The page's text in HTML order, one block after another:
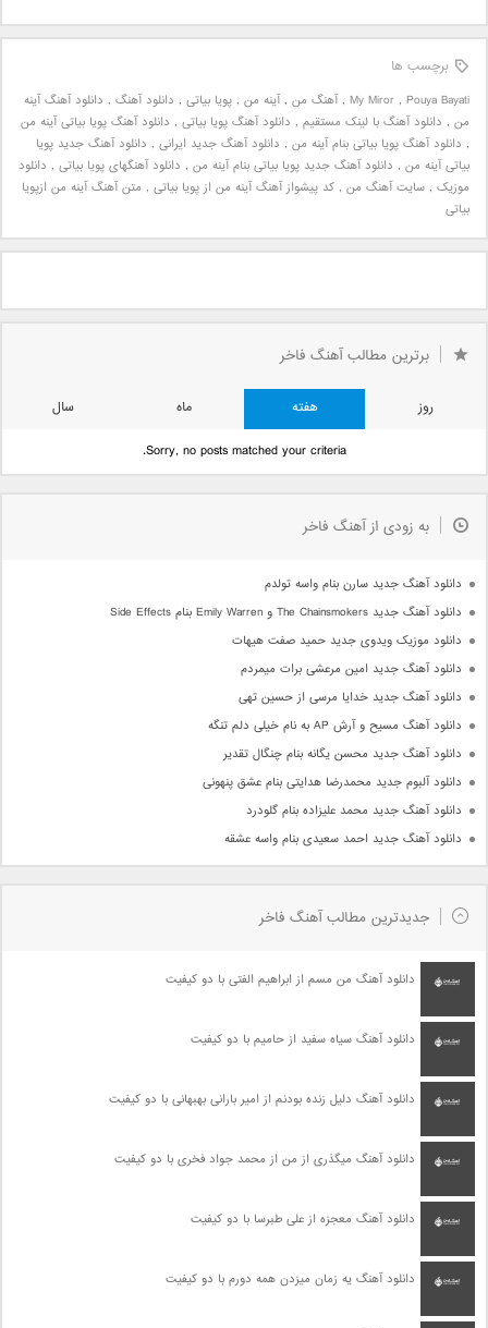
برچسب ها
My Miror , Pouya Bayati
,آهنگ من ,آینه من , پویا بیاتی , دانلود آهنگ , دانلود آهنگ آینه
من , دانلود آهنگ با لینک مستقیم , دانلود آهنگ پویا بیاتی , دانلود آهنگ پویا بیاتی آینه من
, دانلود آهنگ پویا بیاتی بنام آینه من , دانلود آهنگ جدید ایرانی , دانلود آهنگ جدید پویا
بیاتی آینه من , دانلود آهنگ جدید پویا بیاتی بنام آینه من , دانلود آهنگهای پویا بیاتی , دانلود
موزیک , سایت آهنگ من , کد پیشواز آهنگ آینه من از پویا بیاتی , متن آهنگ آینه من ازپویا
بیاتی
برترین مطالب آهنگ فاخر
روز هفته ماه
سال
Sorry, no posts matched your criteria.
به زودی از آهنگ فاخر
دانلود آهنگ جدید سارن بنام واسه تولدم
دانلود آهنگ جدید The Chainsmokers و Emily Warren بنام Side Effects
دانلود موزیک ویدوی جدید حمید صفت هیهات
دانلود آهنگ جدید امین مرعشی برات میمردم
دانلود آهنگ جدید خدایا مرسی از حسین تهی
دانلود آهنگ مسیح و آرش AP به نام خیلی دلم تنگه
دانلود آهنگ جدید محسن یگانه بنام چنگال تقدیر
دانلود آلبوم جدید محمدرضا هدایتی بنام عشق پنهونی
دانلود آهنگ جدید محمد علیزاده بنام گلودرد
دانلود آهنگ جدید احمد سعیدی بنام واسه عشقه
جدیدترین مطالب آهنگ فاخر
دانلود آهنگ من مسم از ابراهیم الفتی با دو کیفیت
دانلود آهنگ سیاه سفید از حامیم با دو کیفیت
دانلود آهنگ دلیل زنده بودنم از امیر بارانی بهبهانی با دو کیفیت
دانلود آهنگ میگذری از من از محمد جواد فخری با دو کیفیت
دانلود آهنگ معجزه از علی طبرسا با دو کیفیت
دانلود آهنگ یه زمان میزدن همه دورم با دو کیفیت